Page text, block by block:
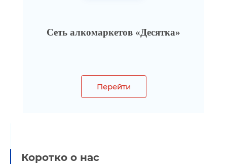
Сеть алкомаркетов «Десятка»
Перейти
Коротко о нас